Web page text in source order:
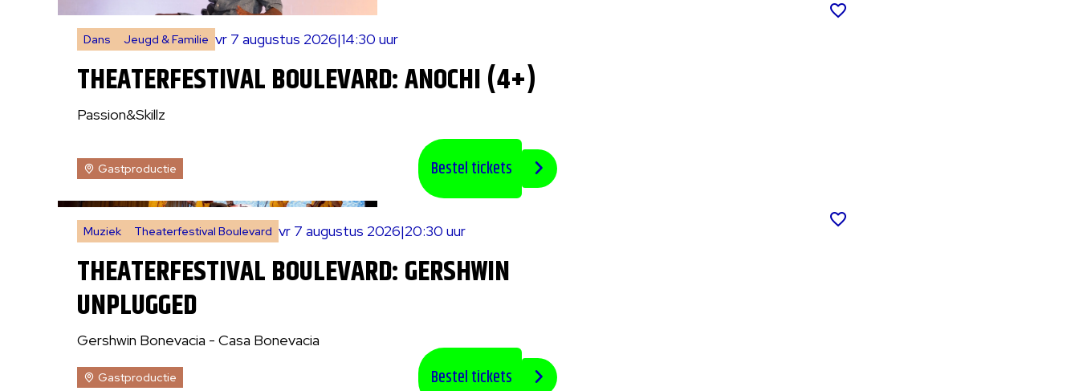
THEATERFESTIVAL BOULEVARD: ANOCHI (4+)
Dans Jeugd & Familie vr 7 augustus 2026|14:30 uur
Passion&Skillz
Gastproductie Bestel tickets
THEATERFESTIVAL BOULEVARD: GERSHWIN
UNPLUGGED
Muziek Theaterfestival Boulevard vr 7 augustus 2026|20:30 uur
Gershwin Bonevacia - Casa Bonevacia
Gastproductie Bestel tickets